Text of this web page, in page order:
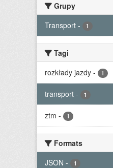
Grupy
Transport - 1
Tagi
rozkłady jazdy - 1
transport - 1
ztm - 1
Formats
JSON - 1